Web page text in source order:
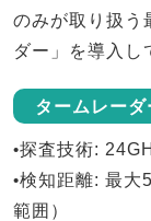
のみが取り扱う
ダー 」を導入し
タームレー
•探査技術:
•検知距離: 最大
範囲）